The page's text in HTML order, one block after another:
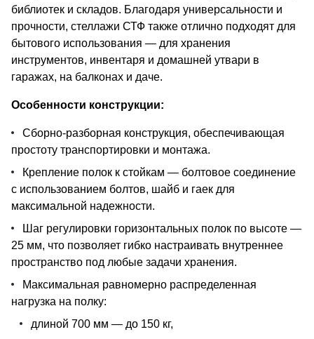
библиотек и складов. Благодаря универсальности и
прочности, стеллажи СТФ также отлично подходят для
бытового использования — для хранения
инструментов, инвентаря и домашней утвари в
гаражах, на балконах и даче.
Особенности конструкции:
Сборно-разборная конструкция, обеспечивающая
простоту транспортировки и монтажа.
Крепление полок к стойкам — болтовое соединение
с использованием болтов, шайб и гаек для
максимальной надежности.
Шаг регулировки горизонтальных полок по высоте —
25 мм, что позволяет гибко настраивать внутреннее
пространство под любые задачи хранения.
Максимальная равномерно распределенная
нагрузка на полку:
длиной 700 мм — до 150 кг,